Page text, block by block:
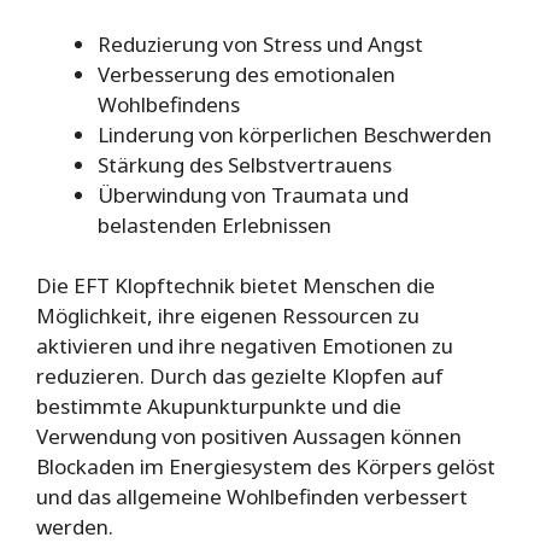
Reduzierung von Stress und Angst
Verbesserung des emotionalen
Wohlbefindens
Linderung von körperlichen Beschwerden
Stärkung des Selbstvertrauens
Überwindung von Traumata und
belastenden Erlebnissen
Die EFT Klopftechnik bietet Menschen die
Möglichkeit, ihre eigenen Ressourcen zu
aktivieren und ihre negativen Emotionen zu
reduzieren. Durch das gezielte Klopfen auf
bestimmte Akupunkturpunkte und die
Verwendung von positiven Aussagen können
Blockaden im Energiesystem des Körpers gelöst
und das allgemeine Wohlbefinden verbessert
werden.